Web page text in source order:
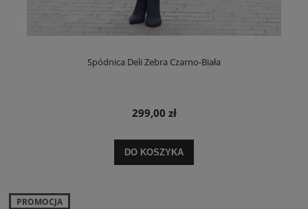
Spódnica Deli Zebra Czarno-Biała
299,00 zł
DO KOSZYKA
PROMOCJA